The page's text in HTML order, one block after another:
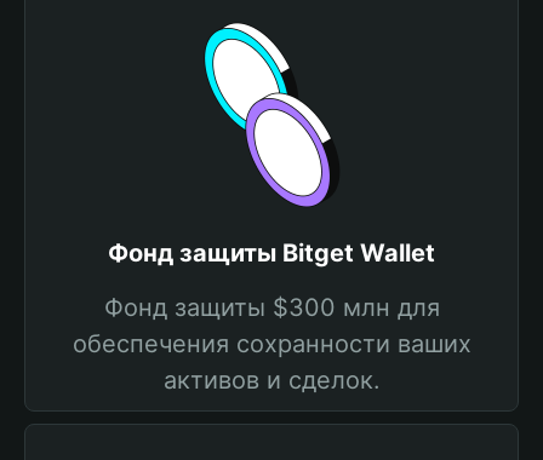
Фонд защиты Bitget Wallet
Фонд защиты $300 млн для
обеспечения сохранности ваших
активов и сделок.